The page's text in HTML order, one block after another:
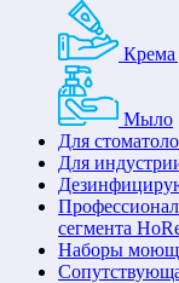
Крема
Мыло
Для
Для
сегмента
Наборы